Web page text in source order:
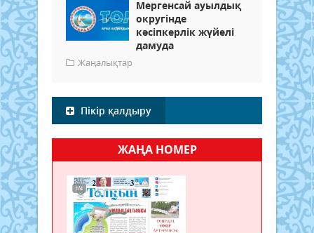
Мергенсай ауылдық
округінде
кәсіпкерлік жүйелі
дамуда
Жаңалықтар
Пікір қалдыру
ЖАҢА НОМЕР